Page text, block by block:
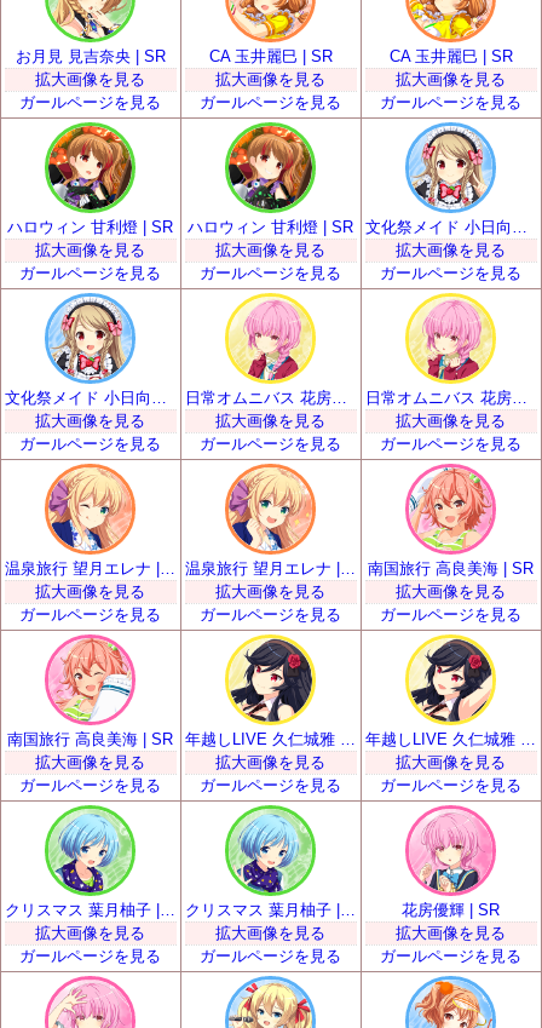
お月見 見吉奈央 | SR
拡大画像を見る
ガールページを見る
CA 玉井麗巳 | SR
拡大画像を見る
ガールページを見る
CA 玉井麗巳 | SR
拡大画像を見る
ガールページを見る
ハロウィン 甘利燈 | SR
拡大画像を見る
ガールページを見る
ハロウィン 甘利燈 | SR
拡大画像を見る
ガールページを見る
拡大画像を見る
ガールページを見る
拡大画像を見る
ガールページを見る
日常オムニバス 花房優輝 | SR
拡大画像を見る
ガールページを見る
日常オムニバス 花房優輝 | SR
拡大画像を見る
ガールページを見る
拡大画像を見る
ガールページを見る
温泉旅行 望月エレナ | SR
拡大画像を見る
ガールページを見る
南国旅行 高良美海 | SR
拡大画像を見る
ガールページを見る
南国旅行 高良美海 | SR
拡大画像を見る
ガールページを見る
拡大画像を見る
ガールページを見る
拡大画像を見る
ガールページを見る
拡大画像を見る
ガールページを見る
クリスマス 葉月柚子 | SR
拡大画像を見る
ガールページを見る
花房優輝 | SR
拡大画像を見る
ガールページを見る